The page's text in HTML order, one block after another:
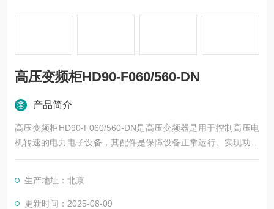
高压变频柜HD90-F060/560-DN
产品简介
高压变频柜HD90-F060/560-DN是高压变频器是用于控制高压电
机转速的电力电子设备，其配件是保障设备正常运行、实现功能
扩展及维护维修的重要组成部分。这些配件种类繁多，涵盖了功
生产地址：北京
更新时间：2025-08-09